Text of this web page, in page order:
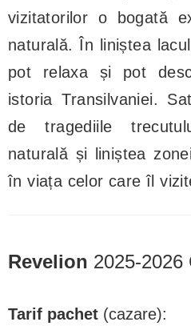
vizitatorilor o bogată
naturală. În liniștea
pot relaxa și pot
istoria Transilvaniei.
de tragediile
naturală și liniștea
în viața celor care îl
Revelion 2025-2026
Tarif pachet (cazare):